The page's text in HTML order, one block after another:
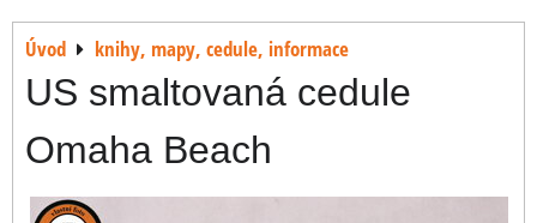
Úvod knihy, mapy, cedule, informace
US smaltovaná cedule
Omaha Beach